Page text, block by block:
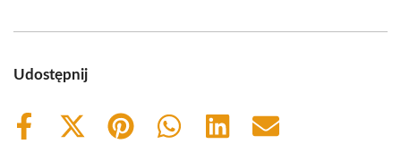
Udostępnij
Share
Share
Share
Share
Share
Share